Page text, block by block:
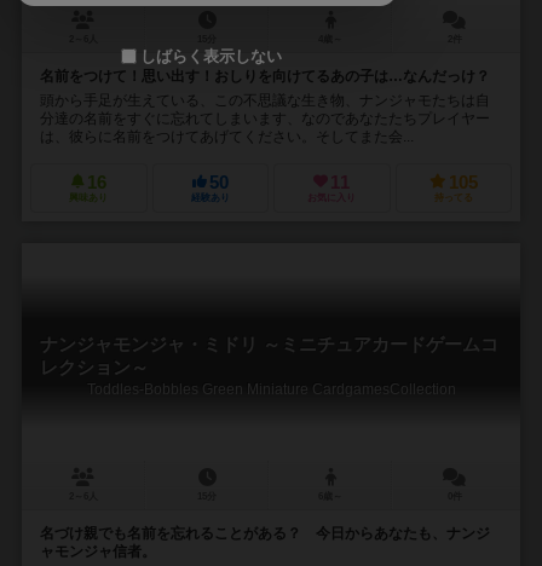
名前をつけて！思い出す！おしりを向けてるあの子は…なんだっけ？
頭から手足が生えている、この不思議な生き物、ナンジャモたちは自
分達の名前をすぐに忘れてしまいます、なのであなたたちプレイヤー
は、彼らに名前をつけてあげてください。そしてまた会...
16
興味あり
50
経験あり
11
お気に入り
105
持ってる
ナンジャモンジャ・ミドリ ～ミニチュアカードゲームコ
レクション～
Toddles-Bobbles Green Miniature CardgamesCollection
名づけ親でも名前を忘れることがある？ 今日からあなたも、ナンジ
ャモンジャ信者。
しばらく表示しない